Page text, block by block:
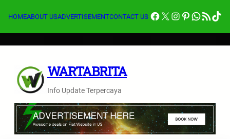
HOMEABOUT USADVERTISEMENTCONTACT US Facebook
X Instagram
Pinterest
Feed RSS
WARTABRITA
Info Update Terpercaya